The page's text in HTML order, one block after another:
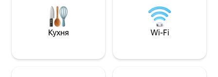
Кухня Wi-Fi